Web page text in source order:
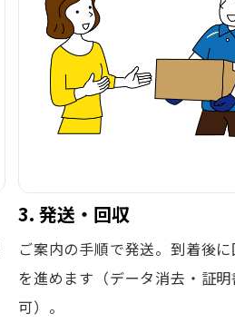
3. 発送・回収
ご案内の手順で発送。到着後
を進めます（データ消去・証
可）。